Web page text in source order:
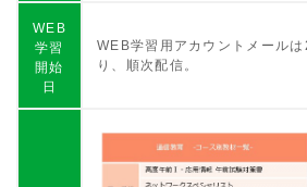
WEB
学習
開始
日
WEB学習用アカウントメール
り、順次配信。